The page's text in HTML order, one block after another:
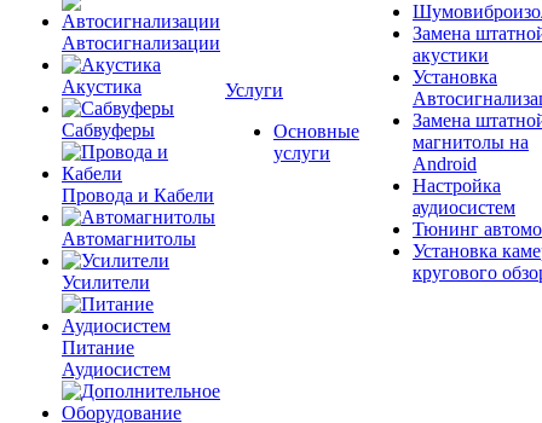
Автосигнализации
Акустика
Сабвуферы
Провода и Кабели
Автомагнитолы
Усилители
Питание
Аудиосистем
Услуги
Основные
услуги
Замена
акустики
Установка
Замена
магнитолы на
Android
Настройка
аудиосистем
Тюнинг
Установка
кругового